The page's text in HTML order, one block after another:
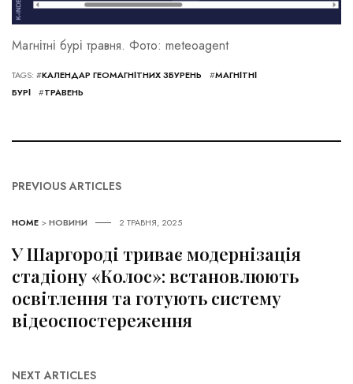
Магнітні бурі травня. Фото: meteoagent
TAGS: #КАЛЕНДАР ГЕОМАГНІТНИХ ЗБУРЕНЬ #МАГНІТНІ
БУРІ
#ТРАВЕНЬ
PREVIOUS ARTICLES
HOME >НОВИНИ 2 ТРАВНЯ, 2025
У Шаргороді триває модернізація
стадіону «Колос»: встановлюють
освітлення та готують систему
відеоспостереження
NEXT ARTICLES